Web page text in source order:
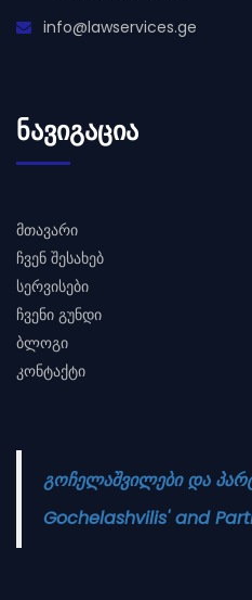
info@lawservices.ge
ᲜᲐᲕᲘᲒᲐᲪᲘᲐ
მთავარი
ჩვენ შესახებ
სერვისები
ჩვენი გუნდი
ბლოგი
კონტაქტი
გოჩელაშვილები და
Gochelashvilis' and